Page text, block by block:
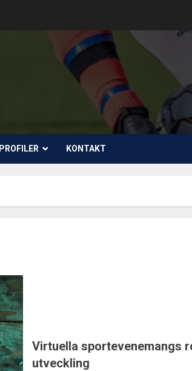
PROFILER KONTAKT
Virtuella sportevenemangs
utveckling